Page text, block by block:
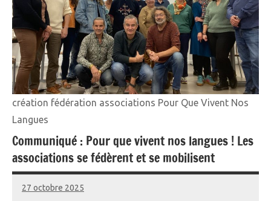
création fédération associations Pour Que Vivent Nos
Langues
Communiqué : Pour que vivent nos langues ! Les
associations se fédèrent et se mobilisent
27 octobre 2025
Renan